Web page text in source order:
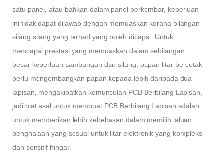
satu panel, atau bahkan dalam panel berkembar, keperluan
ini tidak dapat dijawab dengan memuaskan kerana bilangan
silang silang yang terhad yang boleh dicapai. Untuk
mencapai prestasi yang memuaskan dalam sebilangan
besar keperluan sambungan dan silang, papan litar bercetak
perlu mengembangkan papan kepada lebih daripada dua
lapisan, mengakibatkan kemunculan PCB Berbilang Lapisan,
jadi niat asal untuk membuat PCB Berbilang Lapisan adalah
untuk memberikan lebih kebebasan dalam memilih laluan
penghalaan yang sesuai untuk litar elektronik yang kompleks
dan sensitif hingar.